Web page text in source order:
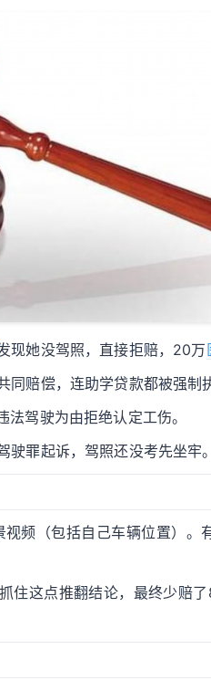
现她没驾照，直接拒赔，20万
赔偿，连助学贷款都被强制
驾驶为由拒绝认定工伤。
罪起诉，驾照还没考先坐牢。
频（包括自己车辆位置）。
住这点推翻结论，最终少赔